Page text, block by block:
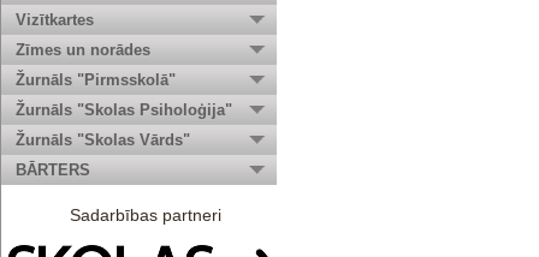
Vizītkartes
Zīmes un norādes
Žurnāls "Pirmsskolā"
Žurnāls "Skolas Psiholoģija"
Žurnāls "Skolas Vārds"
BĀRTERS
Sadarbības partneri